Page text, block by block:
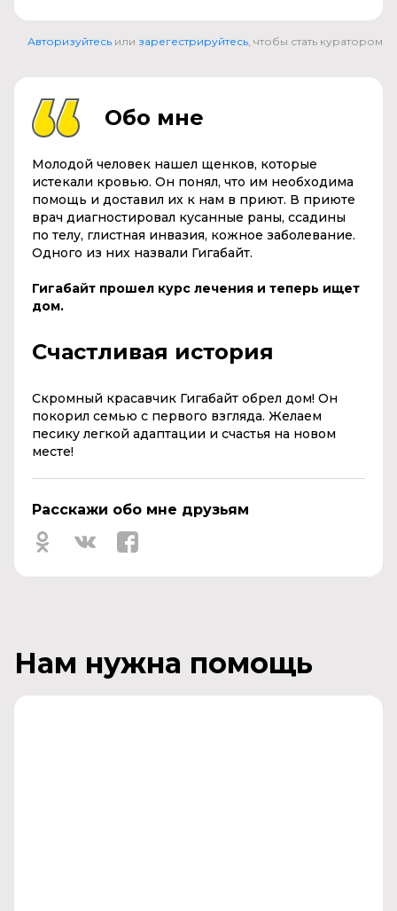
Авторизуйтесь или зарегестрируйтесь, чтобы стать куратором
Обо мне
Молодой человек нашел щенков, которые
истекали кровью. Он понял, что им необходима
помощь и доставил их к нам в приют. В приюте
врач диагностировал кусанные раны, ссадины
по телу, глистная инвазия, кожное заболевание.
Одного из них назвали Гигабайт.
Гигабайт прошел курс лечения и теперь ищет
дом.
Счастливая история
Скромный красавчик Гигабайт обрел дом! Он
покорил семью с первого взгляда. Желаем
песику легкой адаптации и счастья на новом
месте!
Расскажи обо мне друзьям
Нам нужна помощь